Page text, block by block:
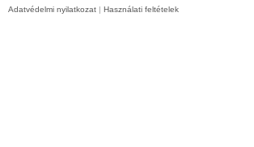
Adatvédelmi nyilatkozat | Használati feltételek